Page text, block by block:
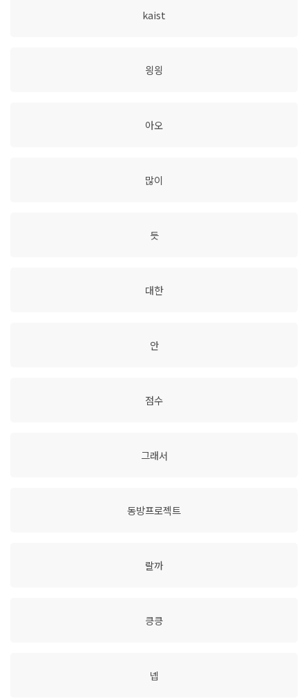
kaist
읭읭
아오
많이
듯
대한
안
점수
그래서
동방프로젝트
랄까
킁킁
넵